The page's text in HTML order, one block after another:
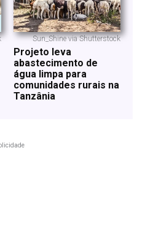
Sun_Shine via Shutterstock
Projeto leva
abastecimento de
água limpa para
comunidades rurais na
Tanzânia